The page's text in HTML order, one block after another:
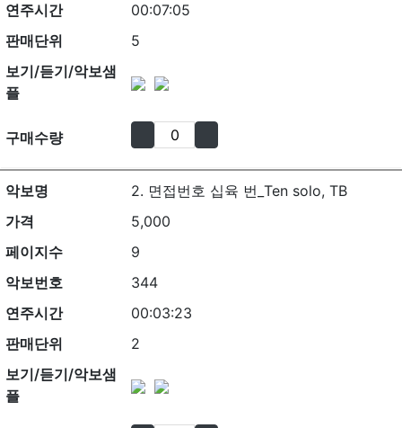
연주시간
00:07:05
판매단위
5
보기/듣기/악보샘
플
구매수량
악보명
2. 면접번호 십육 번_Ten solo, TB
가격
5,000
페이지수
9
악보번호
344
연주시간
00:03:23
판매단위
2
보기/듣기/악보샘
플